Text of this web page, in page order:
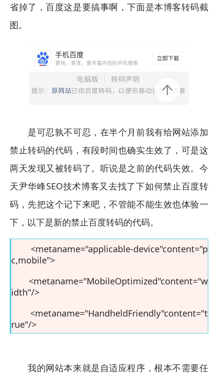
省掉了，百度这是要搞事啊，下面是本博客转码截
图。
是可忍孰不可忍，在半个月前我有给网站添加
禁止转码的代码，有段时间也确实生效了，可是这
两天发现又被转码了。听说是之前的代码失效。今
天尹华峰SEO技术博客又去找了下如何禁止百度转
码，先把这个记下来吧，不管能不能生效也体验一
下，以下是新的禁止百度转码的代码。
<metaname="applicable-device"content="p
c,mobile">
<metaname="MobileOptimized"content="w
idth"/>
<metaname="HandheldFriendly"content="t
rue"/>
我的网站本来就是自适应程序，根本不需要任